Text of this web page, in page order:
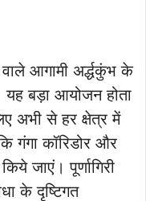
वाले आगामी अर्द्धकुंभ के
बड़ा आयोजन होता
अभी से हर क्षेत्र में
गंगा कॉरिडोर और
जाएं। पूर्णागिरी
के दृष्टिगत